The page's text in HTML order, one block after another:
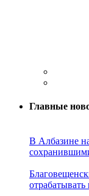
Главные
В Албазине